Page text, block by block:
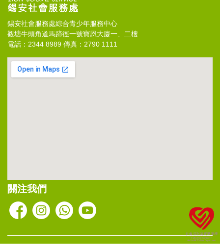
錫安社會服務處綜合青少年服務中心
觀塘牛頭角道馬蹄徑一號寶恩大廈一、二樓
電話：2344 8989 傳真：2790 1111
關注我們